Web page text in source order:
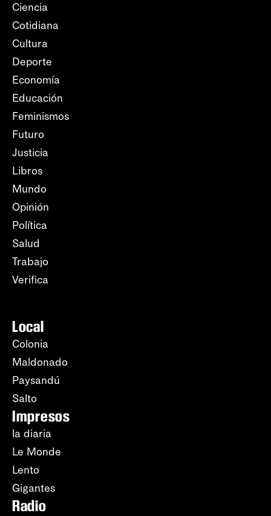
Ciencia
Cotidiana
Cultura
Deporte
Economía
Educación
Feminismos
Futuro
Justicia
Libros
Mundo
Opinión
Política
Salud
Trabajo
Verifica
Local
Colonia
Maldonado
Paysandú
Salto
Impresos
la diaria
Le Monde
Lento
Gigantes
Radio